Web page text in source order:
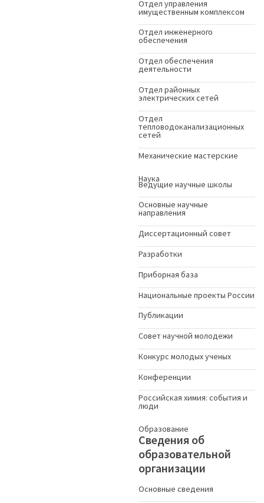
Отдел управления
имущественным комплексом
Отдел инженерного
обеспечения
Отдел обеспечения
деятельности
Отдел районных
электрических сетей
Отдел
тепловодоканализационных
сетей
Механические мастерские
Наука
Ведущие научные школы
Основные научные
направления
Диссертационный совет
Разработки
Приборная база
Национальные проекты России
Публикации
Совет научной молодежи
Конкурс молодых ученыx
Конференции
Российская химия: события и
люди
Образование
Сведения об
образовательной
организации
Основные сведения